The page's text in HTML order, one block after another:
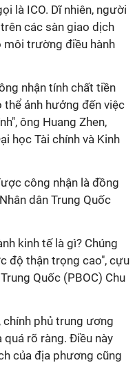
là ICO. Dĩ nhiên, người
các sàn giao dịch
môi trường điều hành
nhận tính chất tiền
ảnh hưởng đến việc
ông Huang Zhen,
học Tài chính và Kinh
công nhận là đồng
dân Trung Quốc
kinh tế là gì? Chúng
độ thận trọng cao", cựu
Quốc (PBOC) Chu
chính phủ trung ương
rõ ràng. Điều này
của địa phương cũng